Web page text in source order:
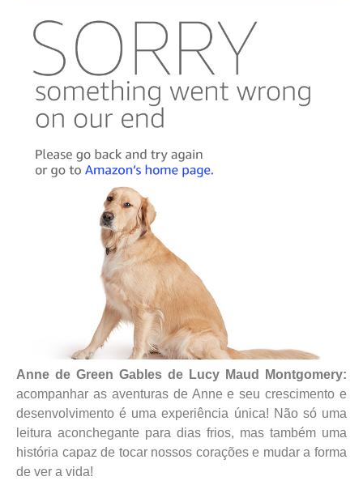
Anne de Green Gables de Lucy Maud Montgomery:
acompanhar as aventuras de Anne e seu crescimento e
desenvolvimento é uma experiência única! Não só uma
leitura aconchegante para dias frios, mas também uma
história capaz de tocar nossos corações e mudar a forma
de ver a vida!